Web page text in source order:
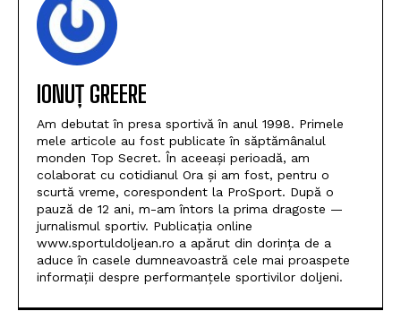
IONUȚ GREERE
Am debutat în presa sportivă în anul 1998. Primele
mele articole au fost publicate în săptămânalul
monden Top Secret. În aceeași perioadă, am
colaborat cu cotidianul Ora și am fost, pentru o
scurtă vreme, corespondent la ProSport. După o
pauză de 12 ani, m-am întors la prima dragoste —
jurnalismul sportiv. Publicația online
www.sportuldoljean.ro a apărut din dorința de a
aduce în casele dumneavoastră cele mai proaspete
informații despre performanțele sportivilor doljeni.